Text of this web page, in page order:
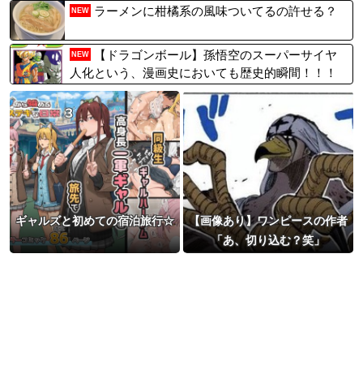
NEW ラーメンに柑橘系の風味ついてるの許せる？
NEW
【ドラゴンボール】孫悟空のスーパーサイヤ
人化という、漫画史においても歴史的瞬間！！！
ギャルズと初めての宿泊旅行☆
【画像あり】ワンピースの作者
「あ、切り込む？笑」